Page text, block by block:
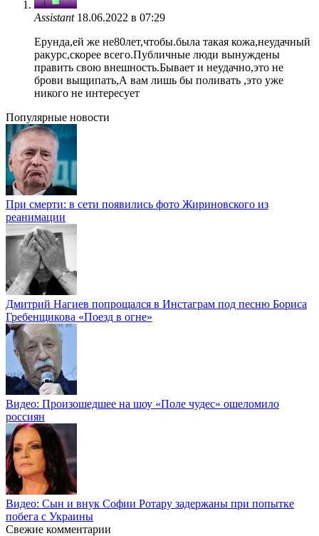
Assistant 18.06.2022 в 07:29
Ерунда,ей же не80лет,чтобы.была такая кожа,неудачный
ракурс,скорее всего.Публичные люди вынуждены
править свою внешность.Бывает и неудачно,это не
брови выщипать,А вам лишь бы поливать ,это уже
никого не интересует
Популярные новости
При смерти: в сети появились фото Жириновского из
реанимации
Дмитрий Нагиев попрощался в Инстаграм под песню Бориса
Гребенщикова «Поезд в огне»
Видео: Произошедшее на шоу «Поле чудес» ошеломило
россиян
Видео: Сын и внук Софии Ротару задержаны при попытке
побега с Украины
Свежие комментарии